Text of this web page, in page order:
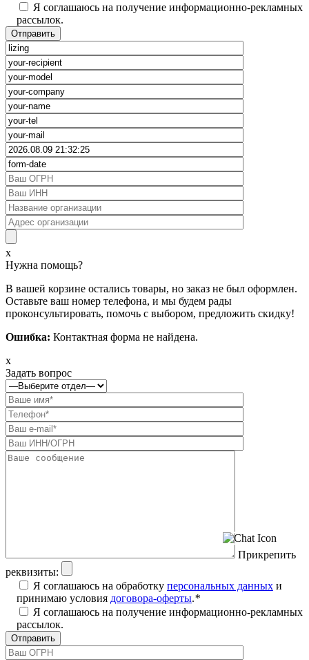
Я соглашаюсь на получение информационно-рекламных
рассылок.
x
Нужна помощь?
В вашей корзине остались товары, но заказ не был оформлен.
Оставьте ваш номер телефона, и мы будем рады
проконсультировать, помочь с выбором, предложить скидку!
Ошибка: Контактная форма не найдена.
x
Задать вопрос
Прикрепить
реквизиты:
Я соглашаюсь на обработку персональных данных и
принимаю условия договора-оферты.*
Я соглашаюсь на получение информационно-рекламных
рассылок.